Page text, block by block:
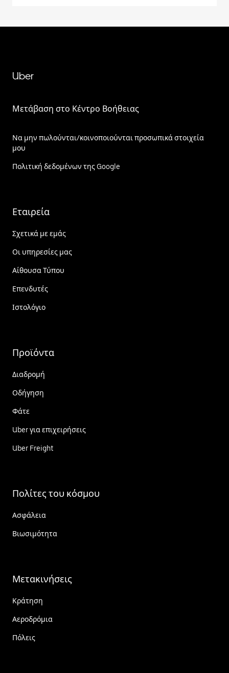
Uber
Μετάβαση στο Κέντρο Βοήθειας
Να μην πωλούνται/κοινοποιούνται προσωπικά στοιχεία
μου
Πολιτική δεδομένων της Google
Εταιρεία
Σχετικά με εμάς
Οι υπηρεσίες μας
Αίθουσα Τύπου
Επενδυτές
Ιστολόγιο
Προϊόντα
Διαδρομή
Οδήγηση
Φάτε
Uber για επιχειρήσεις
Uber Freight
Πολίτες του κόσμου
Ασφάλεια
Βιωσιμότητα
Μετακινήσεις
Κράτηση
Αεροδρόμια
Πόλεις